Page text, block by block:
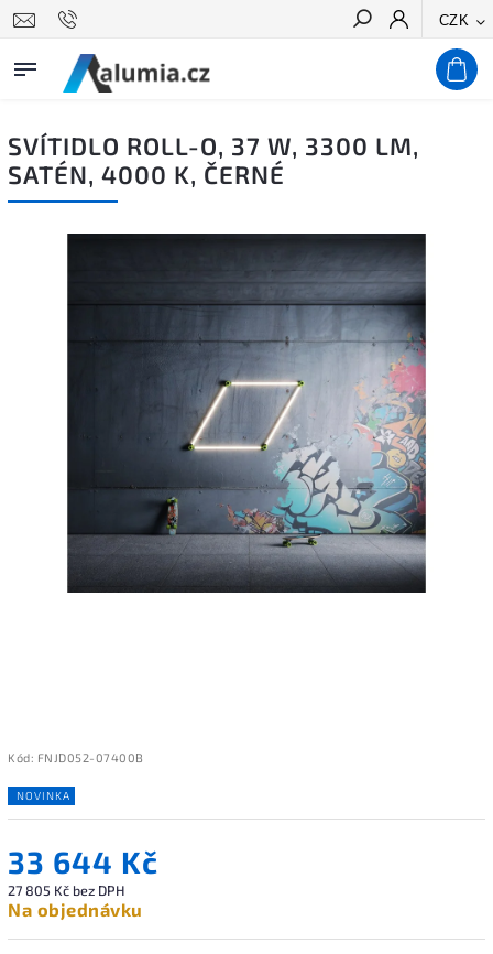
CZK
Hledat
SVÍTIDLO ROLL-O, 37 W, 3300 LM,
SATÉN, 4000 K, ČERNÉ
Kód: FNJD052-07400B
NOVINKA
33 644 Kč
27 805 Kč bez DPH
Na objednávku